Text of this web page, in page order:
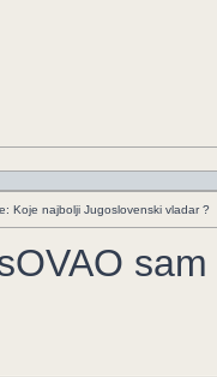
Koje najbolji Jugoslovenski vladar ?
sam